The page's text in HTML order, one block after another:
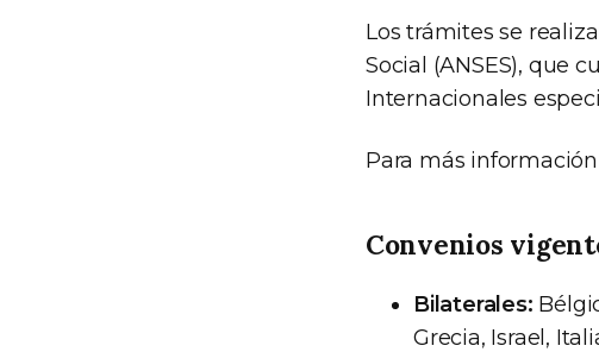
Los trámites se
Social (ANSES), que
Internacionales
Para más
Convenios
Bilaterales:
Grecia, Israel,